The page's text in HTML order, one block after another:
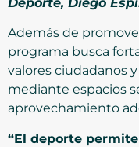
Además de
programa busca
valores ciudadanos
mediante espacios
aprovechamiento
“El deporte